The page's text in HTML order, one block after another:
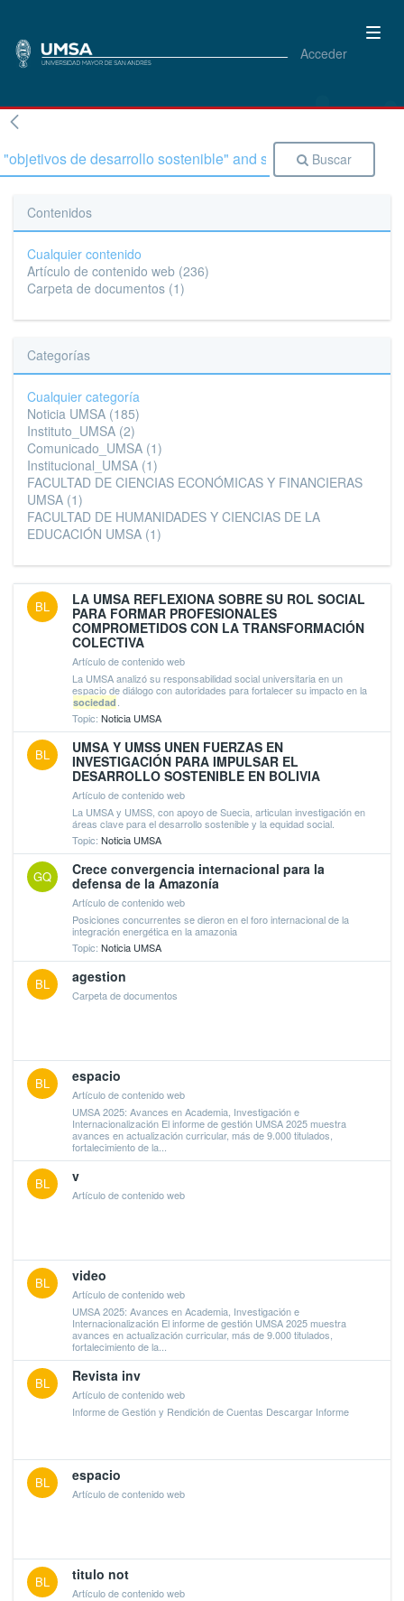
Acceder
Buscar
Contenidos
Cualquier contenido
Artículo de contenido web (236)
Carpeta de documentos (1)
Categorías
Cualquier categoría
Noticia UMSA (185)
Instituto_UMSA (2)
Comunicado_UMSA (1)
Institucional_UMSA (1)
FACULTAD DE CIENCIAS ECONÓMICAS Y FINANCIERAS
UMSA (1)
FACULTAD DE HUMANIDADES Y CIENCIAS DE LA
EDUCACIÓN UMSA (1)
BL
LA UMSA REFLEXIONA SOBRE SU ROL SOCIAL
PARA FORMAR PROFESIONALES
COMPROMETIDOS CON LA TRANSFORMACIÓN
COLECTIVA
Artículo de contenido web
La UMSA analizó su responsabilidad social universitaria en un
espacio de diálogo con autoridades para fortalecer su impacto en la
sociedad
Topic: Noticia UMSA
BL
UMSA Y UMSS UNEN FUERZAS EN
INVESTIGACIÓN PARA IMPULSAR EL
DESARROLLO SOSTENIBLE EN BOLIVIA
Artículo de contenido web
La UMSA y UMSS, con apoyo de Suecia, articulan investigación en
áreas clave para el desarrollo sostenible y la equidad social.
Topic: Noticia UMSA
GQ
Crece convergencia internacional para la
defensa de la Amazonía
Artículo de contenido web
Posiciones concurrentes se dieron en el foro internacional de la
integración energética en la amazonia
Topic: Noticia UMSA
BL agestion
Carpeta de documentos
BL espacio
Artículo de contenido web
UMSA 2025: Avances en Academia, Investigación e
Internacionalización El informe de gestión UMSA 2025 muestra
avances en actualización curricular, más de 9.000 titulados,
fortalecimiento de la...
BL v
Artículo de contenido web
BL video
Artículo de contenido web
UMSA 2025: Avances en Academia, Investigación e
Internacionalización El informe de gestión UMSA 2025 muestra
avances en actualización curricular, más de 9.000 titulados,
fortalecimiento de la...
BL Revista inv
Artículo de contenido web
Informe de Gestión y Rendición de Cuentas Descargar Informe
BL espacio
Artículo de contenido web
BL titulo not
Artículo de contenido web